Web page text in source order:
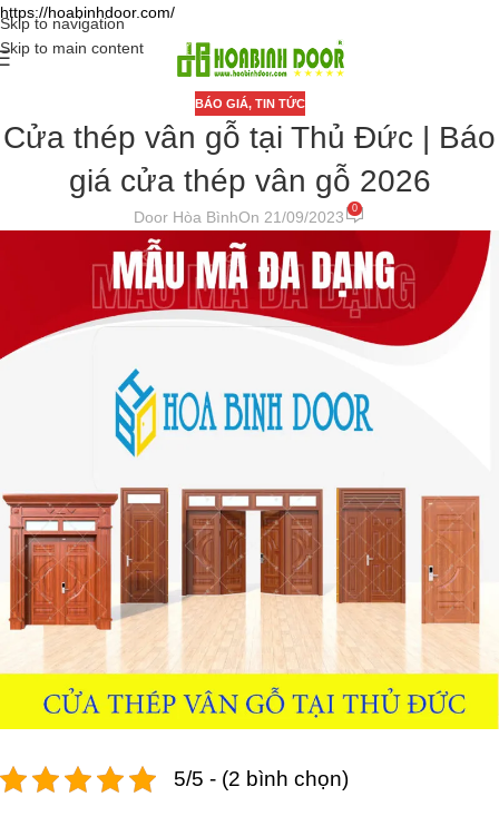
https://hoabinhdoor.com/
Skip to navigation
Skip to main content
BÁO GIÁ, TIN TỨC
Cửa thép vân gỗ tại Thủ Đức | Báo
giá cửa thép vân gỗ 2026
Door Hòa BìnhOn 21/09/2023 0
5/5 - (2 bình chọn)